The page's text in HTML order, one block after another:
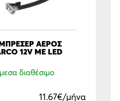
ΑΕΡΟΣ
12V ΜΕ LED
διαθέσιμο
11.67€/μήνα